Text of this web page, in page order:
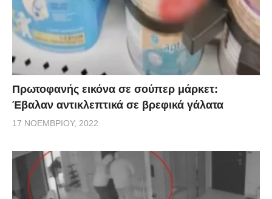
Πρωτοφανής εικόνα σε σούπερ μάρκετ:
Έβαλαν αντικλεπτικά σε βρεφικά γάλατα
17 ΝΟΕΜΒΡΊΟΥ, 2022